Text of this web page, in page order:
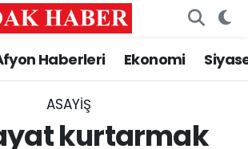
Haberleri Ekonomi
ASAYİŞ
kurtarmak
HABERLERİ